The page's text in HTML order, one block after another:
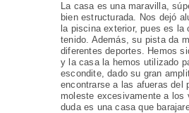
La casa es una maravilla,
bien estructurada. Nos dejó
la piscina exterior, pues es
tenido. Además, su pista da
diferentes deportes. Hemos
y la casa la hemos utilizado
escondite, dado su gran
encontrarse a las afueras del
moleste excesivamente a los
duda es una casa que